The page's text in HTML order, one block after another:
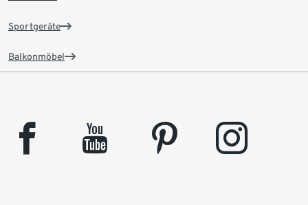
Sportgeräte
Balkonmöbel
facebook youtube pinterest instagram